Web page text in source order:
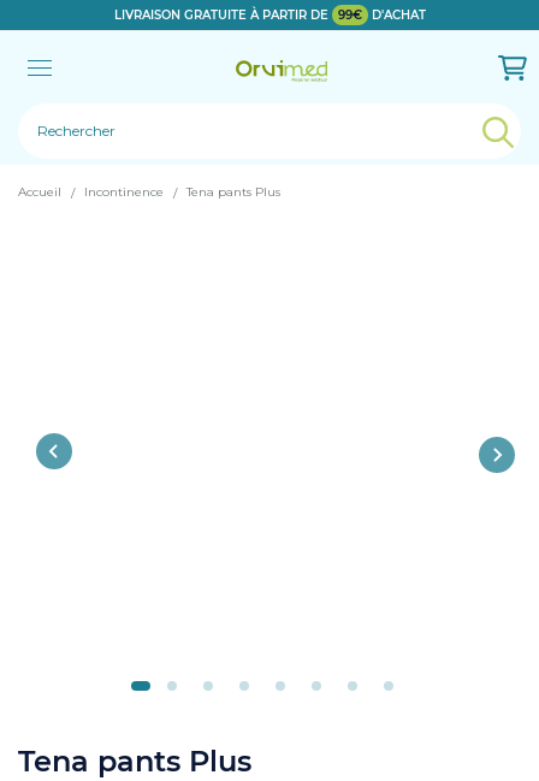
LIVRAISON GRATUITE À PARTIR DE 99€ D'ACHAT
Le produit a bien été ajouté!
Accueil Incontinence Tena pants Plus
Tena pants Plus